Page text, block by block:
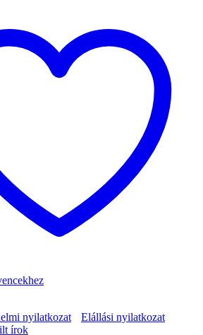
nyilatkozat
Elállási nyilatkozat
írok